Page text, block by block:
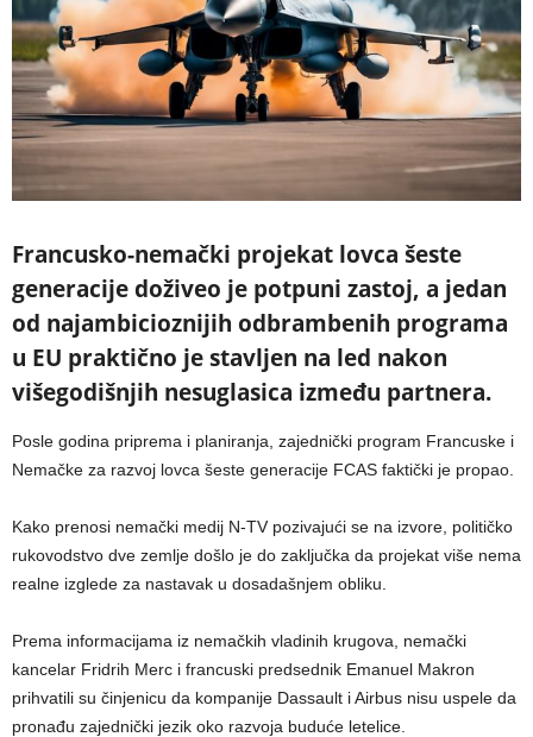
Francusko-nemački projekat lovca šeste
generacije doživeo je potpuni zastoj, a jedan
od najambicioznijih odbrambenih programa
u EU praktično je stavljen na led nakon
višegodišnjih nesuglasica između partnera.
Posle godina priprema i planiranja, zajednički program Francuske i
Nemačke za razvoj lovca šeste generacije FCAS faktički je propao.
Kako prenosi nemački medij N-TV pozivajući se na izvore, političko
rukovodstvo dve zemlje došlo je do zaključka da projekat više nema
realne izglede za nastavak u dosadašnjem obliku.
Prema informacijama iz nemačkih vladinih krugova, nemački
kancelar Fridrih Merc i francuski predsednik Emanuel Makron
prihvatili su činjenicu da kompanije Dassault i Airbus nisu uspele da
pronađu zajednički jezik oko razvoja buduće letelice.